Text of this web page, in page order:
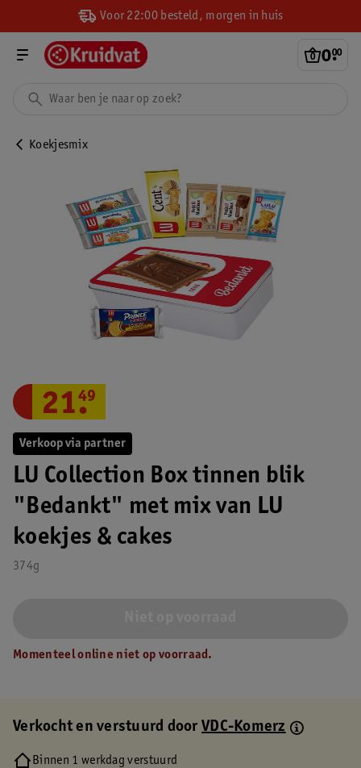
Voor 22:00 besteld, morgen in huis
0.
00
Koekjesmix
Verkoop via partner
LU Collection Box tinnen blik
"Bedankt" met mix van LU
koekjes & cakes
374g
21.
49
Momenteel online niet op voorraad.
Verkocht en verstuurd doorVDC-Komerz
Binnen 1 werkdag verstuurd